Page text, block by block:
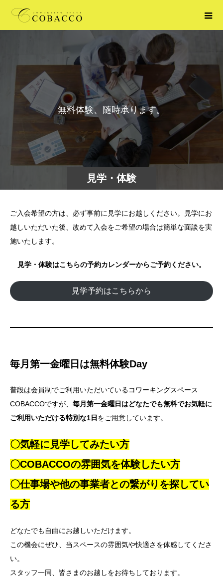
見学・体験
無料体験、 随時承ります。
ご入会希望の方は、必ず事前に見学にお越しください。見学にお
越しいただいた後、改めて入会をご希望の場合は簡単な面談を実
施いたします。
見学・体験はこちらの予約カレンダーからご予約ください。
見学予約はこちらから
毎月第一金曜日は無料体験Day
普段は会員制でご利用いただいているコワーキングスペース
COBACCOですが、 毎月第一金曜日はどなたでも無料でお気軽に
ご利用いただける特別な1日 をご用意しています。
〇気軽に見学してみたい方
〇COBACCOの雰囲気を体験したい方
〇仕事場や他の事業者との繋がりを探してい
る方
どなたでも自由にお越しいただけます。
この機会にぜひ、当スペースの雰囲気や快適さを体感してくださ
い。
スタッフ一同、皆さまのお越しをお待ちしております。